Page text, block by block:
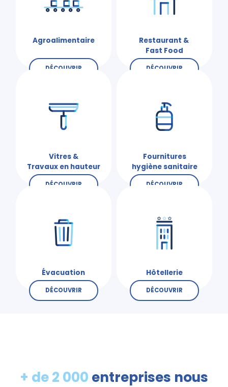
Agroalimentaire
DÉCOUVRIR
Restaurant &
Fast Food
DÉCOUVRIR
Vitres &
Travaux en hauteur
DÉCOUVRIR
Fournitures
hygiène sanitaire
DÉCOUVRIR
Évacuation
DÉCOUVRIR
Hôtellerie
DÉCOUVRIR
+ de 2 000 entreprises nous